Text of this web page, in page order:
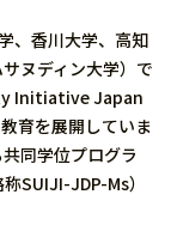
、香川大学、高知
ヌディン大学）で
Initiative Japan
育を展開していま
同学位プログラ
SUIJI-JDP-Ms）